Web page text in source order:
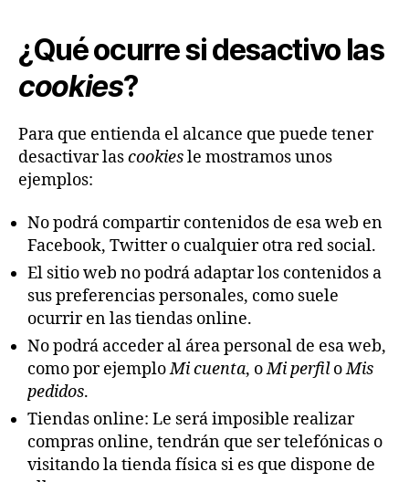
¿Qué ocurre si desactivo las
cookies?
Para que entienda el alcance que puede tener
desactivar lascookiesle mostramos unos
ejemplos:
No podrá compartir contenidos de esa web en
Facebook, Twitter o cualquier otra red social.
El sitio web no podrá adaptar los contenidos a
sus preferencias personales, como suele
ocurrir en las tiendas online.
No podrá acceder al área personal de esa web,
como por ejemploMi cuenta, oMi perfiloMis
pedidos.
Tiendas online: Le será imposible realizar
compras online, tendrán que ser telefónicas o
visitando la tienda física si es que dispone de